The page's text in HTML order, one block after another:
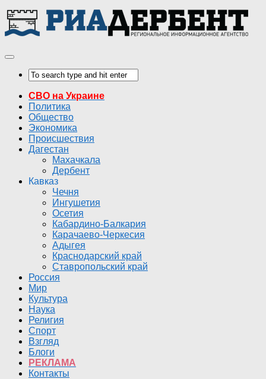
СВО на Украине
Политика
Общество
Экономика
Происшествия
Дагестан
Махачкала
Дербент
Кавказ
Чечня
Ингушетия
Осетия
Кабардино-Балкария
Карачаево-Черкесия
Адыгея
Краснодарский край
Ставропольский край
Россия
Мир
Культура
Наука
Религия
Спорт
Взгляд
Блоги
РЕКЛАМА
Контакты